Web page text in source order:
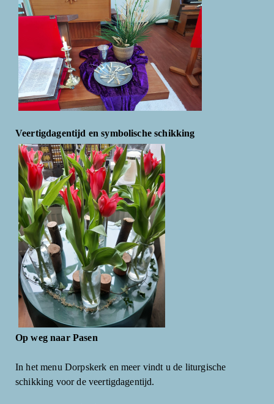
Veertigdagentijd en symbolische schikking
Op weg naar Pasen
In het menu Dorpskerk en meer vindt u de liturgische
schikking voor de veertigdagentijd.